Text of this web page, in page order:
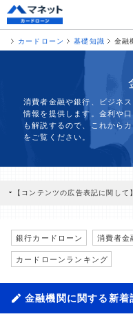
カードローン 基礎知識 金融
消費者金融や銀行、ビジネ
情報を提供します。金利や
も解説するので、これから
をご覧ください。
【コンテンツの広告表記に関して】
商品を根拠なくPRするものではな
どに基づき、公平性を担保した情
>提携企業一覧
銀行カードローン 消費者金
カードローンランキング
金融機関に関する新着